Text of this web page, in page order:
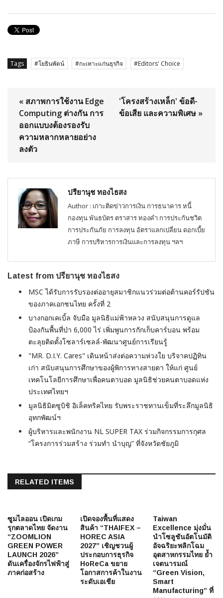
Tags โยธินพัตน์ กะเทาะแก่นธุรกิจ Editors' Choice
« สภาพการใช้งาน Edge
Computing ต่างกัน การ
ออกแบบงต้องรองรับ
ความหลากหลายอย่าง
ลงตัว
'โครงสร้างเหล็ก' ข้อดี-
ข้อเสีย และความพิเศษ »
ปรียานุช ทองไธสง
Author : เกาะติดข่าวการเงิน การธนาคาร หนี้
กองทุน พันธบัตร ตราสาร ทองคำ การประกันชวิต
การประกันภัย การลงทุน อัตราแลกเปลี่ยน ดอกเบี้ย
ภาษี การบริหารการเงินและการลงทุน ฯลฯ
Latest from ปรียานุช ทองไธสง
MSC ได้รับการรับรองต่ออายุสมาชิกแนวร่วมต่อต้านคอร์รัปชัน
ของภาคเอกชนไทย ครั้งที่ 2
บางกอกเคเบิ้ล จับมือ มูลนิธิแม่ฟ้าหลวง สนับสนุนการดูแล
ป้องกันพื้นที่ป่า 6,000 ไร่ เพิ่มพูนการกักเก็บคาร์บอน พร้อม
ตะลุยติดตั้งโซลาร์เซลล์-พัฒนาศูนย์การเรียนรู้
"MR. D.I.Y. Cares" เดินหน้าส่งต่อความห่วงใย บริจาคปฏิทิน
เก่า สนับสนุนการศึกษาของผู้พิการทางสายตา ให้แก่ ศูนย์
เทคโนโลยีการศึกษาเพื่อคนตาบอด มูลนิธิช่วยคนตาบอดแห่ง
ประเทศไทยฯ
มูลนิธิมิตซูบิชิ อิเล็คทริคไทย รับพระราชทานเข็มที่ระลึกมูลนิธิ
อุทกพัฒน์ฯ
ผู้บริหารและพนักงาน NL SUPER TAX ร่วมกิจกรรมการกุศล
“โครงการร่วมสร้าง ร่วมทำ นำบุญ” ที่จังหวัดชัยภูมิ
RELATED ITEMS
ซูมไลออน เปิดเกม
รุกตลาดไทย จัดงาน
“ZOOMLION
GREEN POWER
LAUNCH 2026”
ดันเครื่องจักรไฟฟ้าสู่
ภาคก่อสร้าง
เปิดจองพื้นที่แสดง
สินค้า “THAIFEX –
HOREC ASIA
2027” เชิญชวนผู้
ประกอบการธุรกิจ
HoReCa ขยาย
โอกาสการค้าในงาน
ระดับเอเชีย
Taiwan
Excellence มุ่งมั่น
นำโซลูชันอัตโนมัติ
อัจฉริยะพลิกโฉม
อุตสาหกรรมไทย ย้ำ
เจตนารมณ์
“Green Vision,
Smart
Manufacturing” ที่